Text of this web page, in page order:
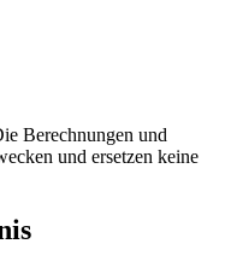
Berechnungen und
und ersetzen keine